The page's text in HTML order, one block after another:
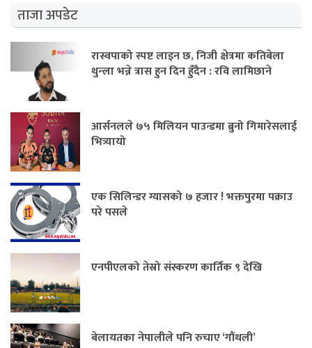
ताजा अपडेट
रास्वपाको स्पष्ट लाइन छ, निजी क्षेत्रमा कतिबेला
थुन्ला भन्ने त्रास हुन दिन हुँदैन : रवि लामिछाने
आर्सनलले ७५ मिलियन पाउन्डमा ब्रुनो गिमारेसलाई
भित्र्यायो
एक सिलिन्डर ग्यासको ७ हजार ! भक्तपुरमा पक्राउ
परे पसले
एनपीएलको तेस्रो संस्करण कार्तिक ९ देखि
बेलायतका नेपालीले पनि रुचाए ‘गौंथली’